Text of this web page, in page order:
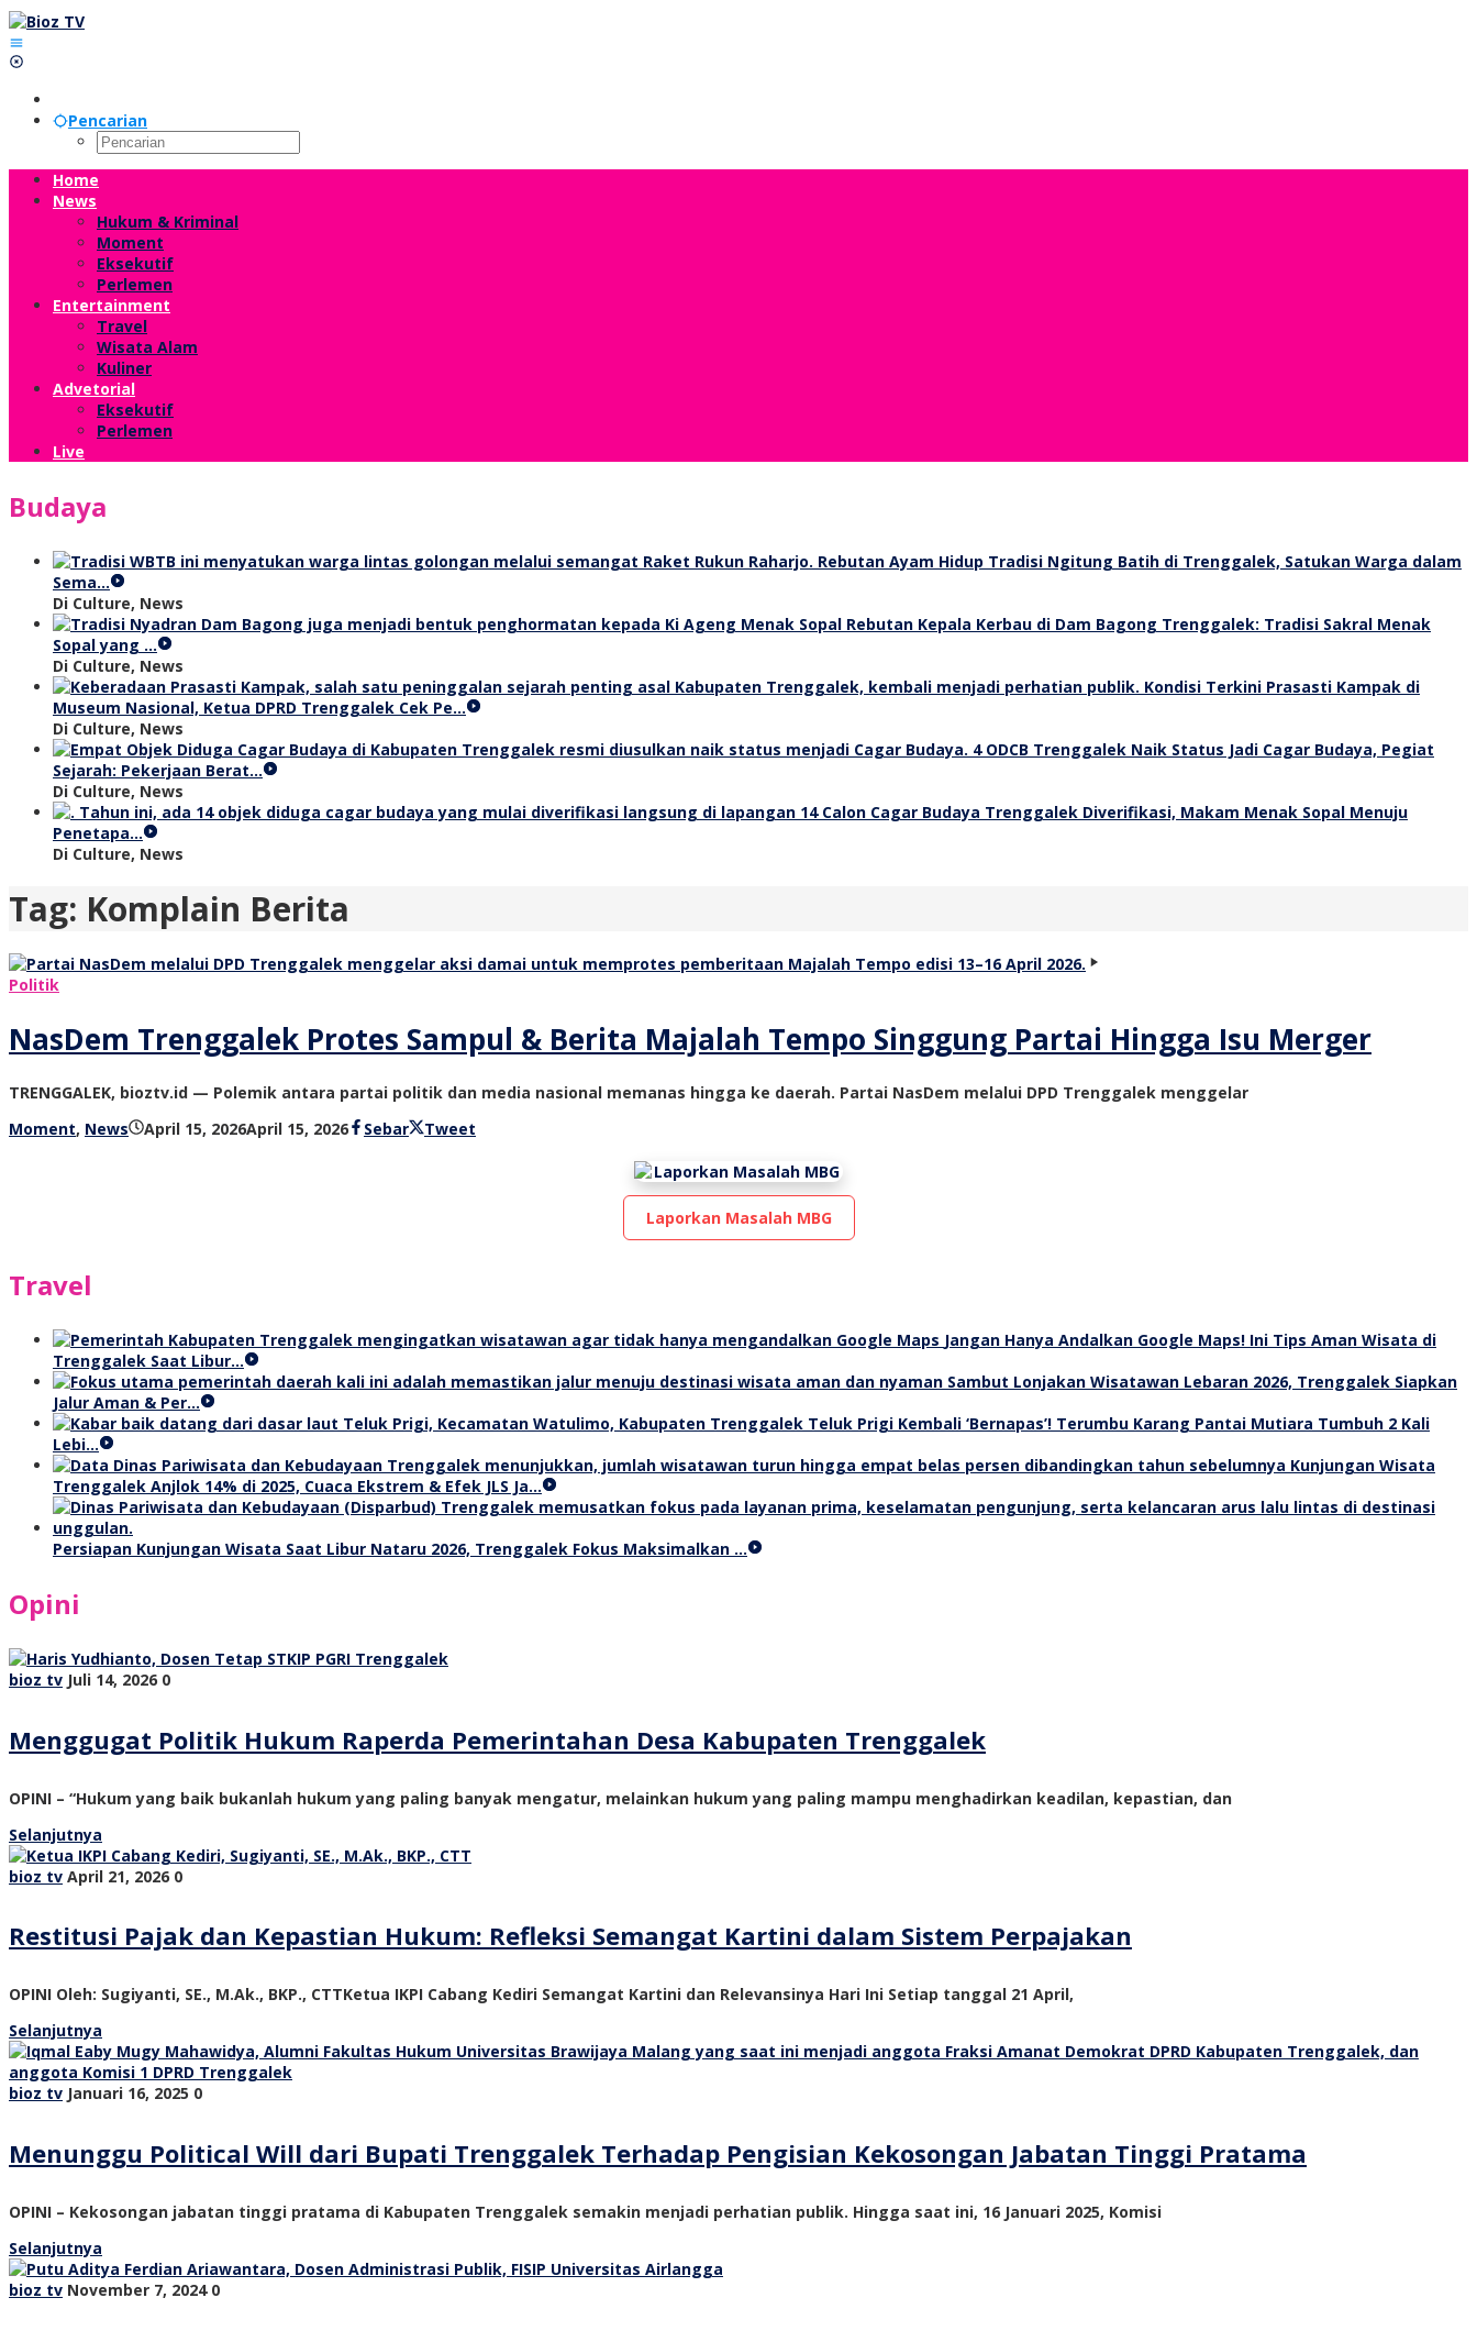
Lewati
ke
konten
Pencarian
Home
News
Hukum & Kriminal
Moment
Eksekutif
Perlemen
Entertainment
Travel
Wisata Alam
Kuliner
Advetorial
Eksekutif
Perlemen
Live
Budaya
Rebutan Ayam Hidup Tradisi Ngitung Batih di Trenggalek, Satukan Warga dalam
Sema…
Di Culture, News
Rebutan Kepala Kerbau di Dam Bagong Trenggalek: Tradisi Sakral Menak
Sopal yang …
Di Culture, News
Kondisi Terkini Prasasti Kampak di
Museum Nasional, Ketua DPRD Trenggalek Cek Pe…
Di Culture, News
4 ODCB Trenggalek Naik Status Jadi Cagar Budaya, Pegiat
Sejarah: Pekerjaan Berat…
Di Culture, News
14 Calon Cagar Budaya Trenggalek Diverifikasi, Makam Menak Sopal Menuju
Penetapa…
Di Culture, News
Tag: Komplain Berita
Politik
NasDem Trenggalek Protes Sampul & Berita Majalah Tempo Singgung Partai Hingga Isu Merger
TRENGGALEK, bioztv.id — Polemik antara partai politik dan media nasional memanas hingga ke daerah. Partai NasDem melalui DPD Trenggalek menggelar
Moment, News April 15, 2026April 15, 2026olehSebar Tweet
Laporkan Masalah MBG
Travel
Jangan Hanya Andalkan Google Maps! Ini Tips Aman Wisata di
Trenggalek Saat Libur…
Sambut Lonjakan Wisatawan Lebaran 2026, Trenggalek Siapkan
Jalur Aman & Per…
Teluk Prigi Kembali ‘Bernapas’! Terumbu Karang Pantai Mutiara Tumbuh 2 Kali
Lebi…
Kunjungan Wisata
Trenggalek Anjlok 14% di 2025, Cuaca Ekstrem & Efek JLS Ja…
Persiapan Kunjungan Wisata Saat Libur Nataru 2026, Trenggalek Fokus Maksimalkan …
Opini
bioz tv Juli 14, 2026 0
Menggugat Politik Hukum Raperda Pemerintahan Desa Kabupaten Trenggalek
OPINI – “Hukum yang baik bukanlah hukum yang paling banyak mengatur, melainkan hukum yang paling mampu menghadirkan keadilan, kepastian, dan
Selanjutnya
bioz tv April 21, 2026 0
Restitusi Pajak dan Kepastian Hukum: Refleksi Semangat Kartini dalam Sistem Perpajakan
OPINI Oleh: Sugiyanti, SE., M.Ak., BKP., CTTKetua IKPI Cabang Kediri Semangat Kartini dan Relevansinya Hari Ini Setiap tanggal 21 April,
Selanjutnya
bioz tv Januari 16, 2025 0
Menunggu Political Will dari Bupati Trenggalek Terhadap Pengisian Kekosongan Jabatan Tinggi Pratama
OPINI – Kekosongan jabatan tinggi pratama di Kabupaten Trenggalek semakin menjadi perhatian publik. Hingga saat ini, 16 Januari 2025, Komisi
Selanjutnya
bioz tv November 7, 2024 0